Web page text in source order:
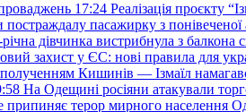
17:24 Реалізація проєкту
пасажирку з понівеченої
дівчинка вистрибнула з балкона
захист у ЄС: нові правила для
Кишинів — Ізмаїл
На Одещині росіяни атакували
припиняє терор мирного населення